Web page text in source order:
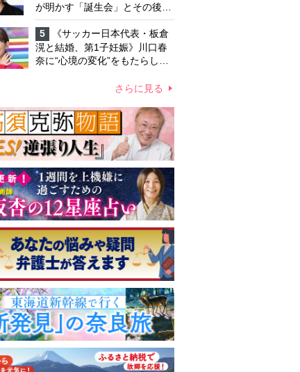
が明かす「誕生会」とその後の
メッセージ
5
《サッカー日本代表・板倉
滉と結婚、第1子妊娠》川口春
奈に“心境の変化”をもたらした
って「がんに蝕まれる母」を演
さらに見る